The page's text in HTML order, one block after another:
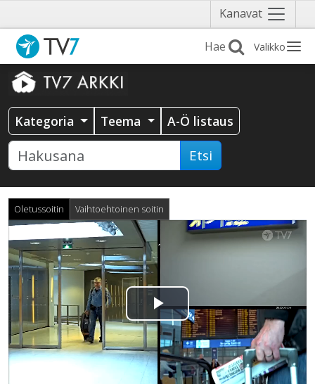
Kanavat Näytä
valikko
Valikko
Kategoria Teema A-Ö listaus
Etsi
Oletussoitin Vaihtoehtoinen soitin
Toista
Video